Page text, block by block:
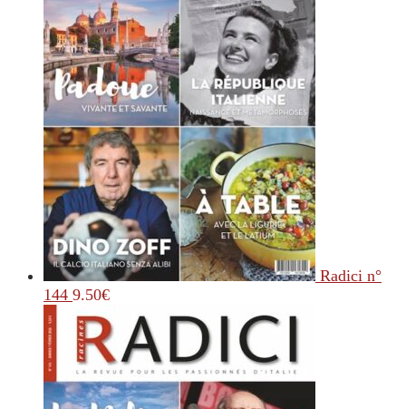
Radici n°
144 9.50€